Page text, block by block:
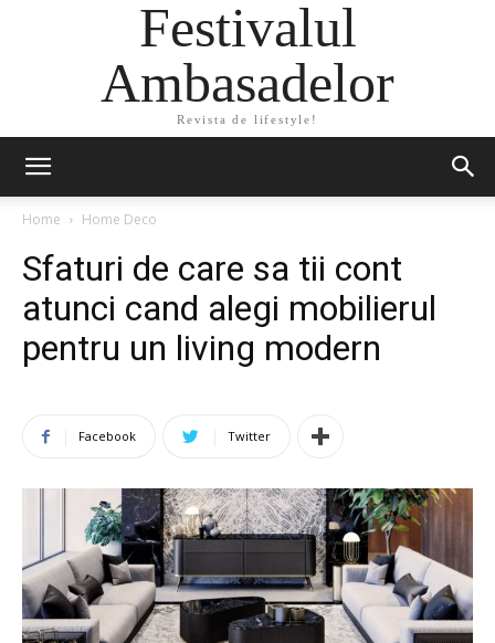
Festivalul
Ambasadelor
Revista de lifestyle!
Home Home Deco
Sfaturi de care sa tii cont
atunci cand alegi mobilierul
pentru un living modern
Facebook Twitter